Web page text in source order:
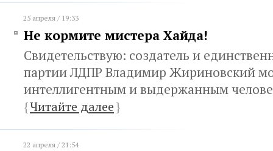
25 апреля / 19:33
Не кормите мистера Хайда!
Свидетельствую: создатель и
партии ЛДПР Владимир Жириновский
интеллигентным и выдержанным
{Читайте далее}
22 апреля / 21:54